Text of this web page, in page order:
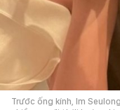
Trước ống kính, Im